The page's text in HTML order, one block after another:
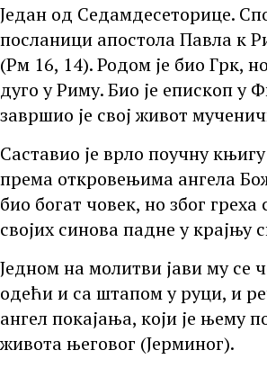
Један од Седамдесеторице.
посланици апостола Павла к
(Рм 16, 14). Родом је био Грк,
дуго у Риму. Био је епископ у
завршио је свој живот
Саставио је врло поучну
према откровењима ангела
био богат човек, но због греха
својих синова падне у крајњу
Једном на молитви јави му се
одећи и са штапом у руци, и
ангел покајања, који је њему
живота његовог (Јерминог).